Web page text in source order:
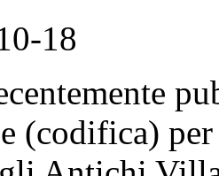
18
(codifica)